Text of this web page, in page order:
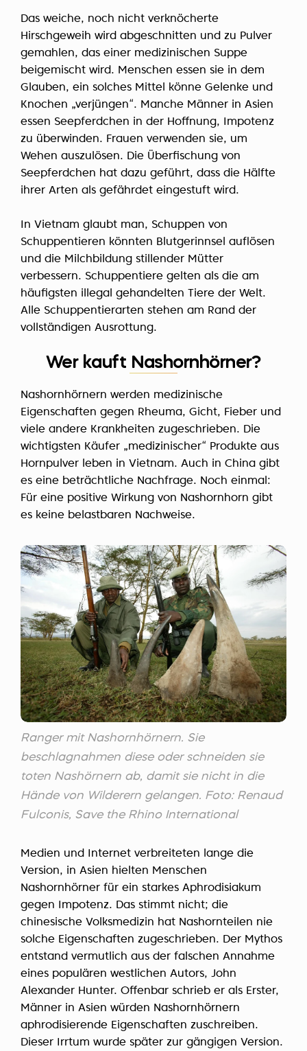
Das weiche, noch nicht verknöcherte
Hirschgeweih wird abgeschnitten und zu Pulver
gemahlen, das einer medizinischen Suppe
beigemischt wird. Menschen essen sie in dem
Glauben, ein solches Mittel könne Gelenke und
Knochen „verjüngen“. Manche Männer in Asien
essen Seepferdchen in der Hoffnung, Impotenz
zu überwinden. Frauen verwenden sie, um
Wehen auszulösen. Die Überfischung von
Seepferdchen hat dazu geführt, dass die Hälfte
ihrer Arten als gefährdet eingestuft wird.
In Vietnam glaubt man, Schuppen von
Schuppentieren könnten Blutgerinnsel auflösen
und die Milchbildung stillender Mütter
verbessern. Schuppentiere gelten als die am
häufigsten illegal gehandelten Tiere der Welt.
Alle Schuppentierarten stehen am Rand der
vollständigen Ausrottung.
Wer kauft Nashornhörner?
Nashornhörnern werden medizinische
Eigenschaften gegen Rheuma, Gicht, Fieber und
viele andere Krankheiten zugeschrieben. Die
wichtigsten Käufer „medizinischer“ Produkte aus
Hornpulver leben in Vietnam. Auch in China gibt
es eine beträchtliche Nachfrage. Noch einmal:
Für eine positive Wirkung von Nashornhorn gibt
es keine belastbaren Nachweise.
Ranger mit Nashornhörnern. Sie
beschlagnahmen diese oder schneiden sie
toten Nashörnern ab, damit sie nicht in die
Hände von Wilderern gelangen. Foto: Renaud
Fulconis, Save the Rhino International
Medien und Internet verbreiteten lange die
Version, in Asien hielten Menschen
Nashornhörner für ein starkes Aphrodisiakum
gegen Impotenz. Das stimmt nicht; die
chinesische Volksmedizin hat Nashornteilen nie
solche Eigenschaften zugeschrieben. Der Mythos
entstand vermutlich aus der falschen Annahme
eines populären westlichen Autors, John
Alexander Hunter. Offenbar schrieb er als Erster,
Männer in Asien würden Nashornhörnern
aphrodisierende Eigenschaften zuschreiben.
Dieser Irrtum wurde später zur gängigen Version.